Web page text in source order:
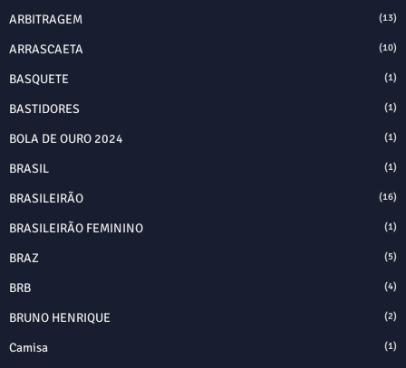
ARBITRAGEM (13)
ARRASCAETA (10)
BASQUETE (1)
BASTIDORES (1)
BOLA DE OURO 2024 (1)
BRASIL (1)
BRASILEIRÃO (16)
BRASILEIRÃO FEMININO (1)
BRAZ (5)
BRB (4)
BRUNO HENRIQUE (2)
Camisa (1)